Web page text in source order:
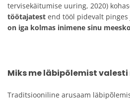
tervisekäitumise uuring, 2020)
töötajatest end tööl pidevalt
on iga kolmas inimene sinu
Miks me läbipõlemist
Traditsiooniline arusaam